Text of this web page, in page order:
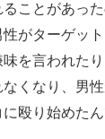
ことがあっ
がターゲッ
を言われた
くなり、男
殴り始めたん